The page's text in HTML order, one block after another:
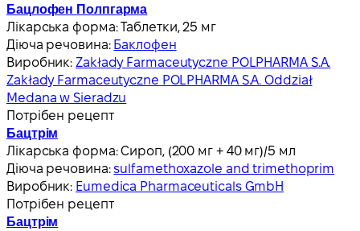
Бацлофен Полпгарма
Лікарська форма:Таблетки, 25 мг
Діюча речовина: Баклофен
Виробник: Zakłady Farmaceutyczne POLPHARMA S.A.
Zakłady Farmaceutyczne POLPHARMA S.A. Oddział
Medana w Sieradzu
Потрібен рецепт
Бацтрім
Лікарська форма:Сироп, (200 мг + 40 мг)/5 мл
Діюча речовина:sulfamethoxazole and trimethoprim
Виробник: Eumedica Pharmaceuticals GmbH
Потрібен рецепт
Бацтрім